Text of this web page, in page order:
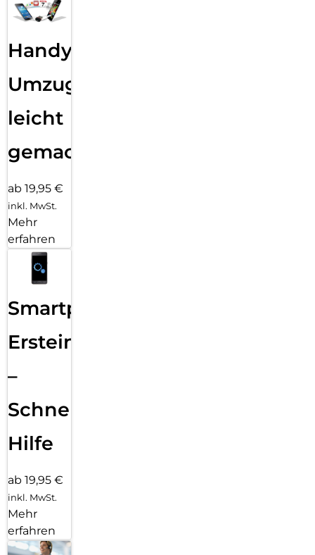
Handy
Umzug
leicht
gemacht!
ab 19,95 €
inkl. MwSt.
Mehr
erfahren
Smartphone
Ersteinrichtung
–
Schnelle
Hilfe
ab 19,95 €
inkl. MwSt.
Mehr
erfahren